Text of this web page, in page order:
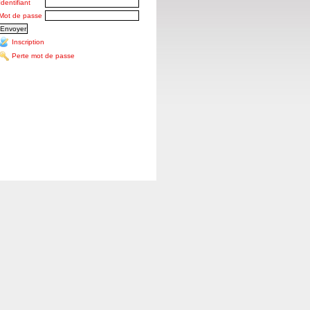
Identifiant
de passe
Inscription
Perte mot de passe